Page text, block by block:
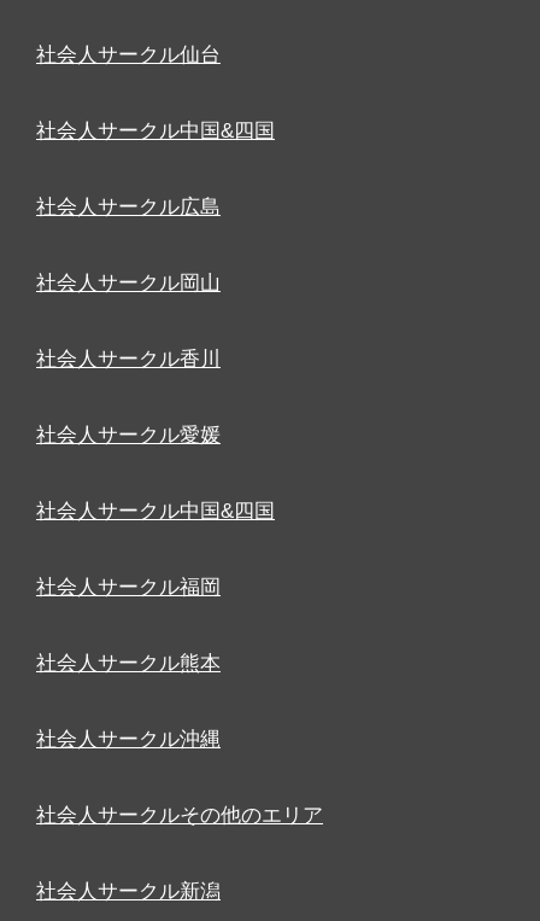
社会人サークル仙台
社会人サークル中国&四国
社会人サークル広島
社会人サークル岡山
社会人サークル香川
社会人サークル愛媛
社会人サークル中国&四国
社会人サークル福岡
社会人サークル熊本
社会人サークル沖縄
社会人サークルその他のエリア
社会人サークル新潟